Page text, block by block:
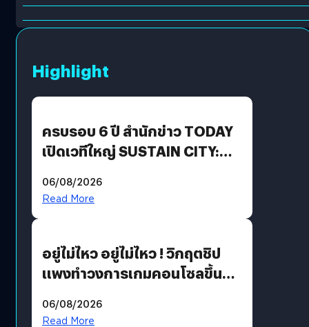
Highlight
ครบรอบ 6 ปี สำนักข่าว TODAY
เปิดเวทีใหญ่ SUSTAIN CITY:
แนวทางปรับตัวสู่เศรษฐกิจสี
06/08/2026
Read More
อยู่ไม่ไหว อยู่ไม่ไหว ! วิกฤตชิป
แพงทำวงการเกมคอนโซลขึ้น
?
06/08/2026
Read More